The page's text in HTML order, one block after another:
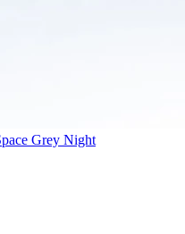
Grey Night